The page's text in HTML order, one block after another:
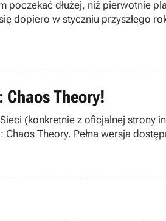
dłużej, niż pierwotnie
dopiero w styczniu przyszłego
Chaos Theory!
(konkretnie z oficjalnej strony
Theory. Pełna wersja